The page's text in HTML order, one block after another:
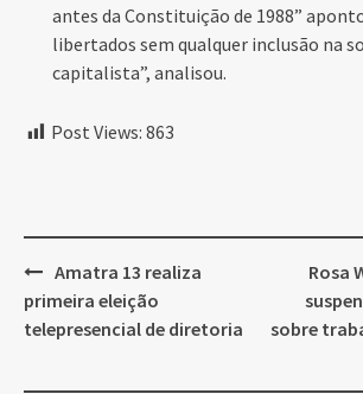
antes da Constituição de 1988”
libertados sem qualquer inclusão na
capitalista”, analisou.
Post Views: 863
Post
navigation
Amatra 13 realiza
primeira eleição
telepresencial de diretoria
Rosa
sobre